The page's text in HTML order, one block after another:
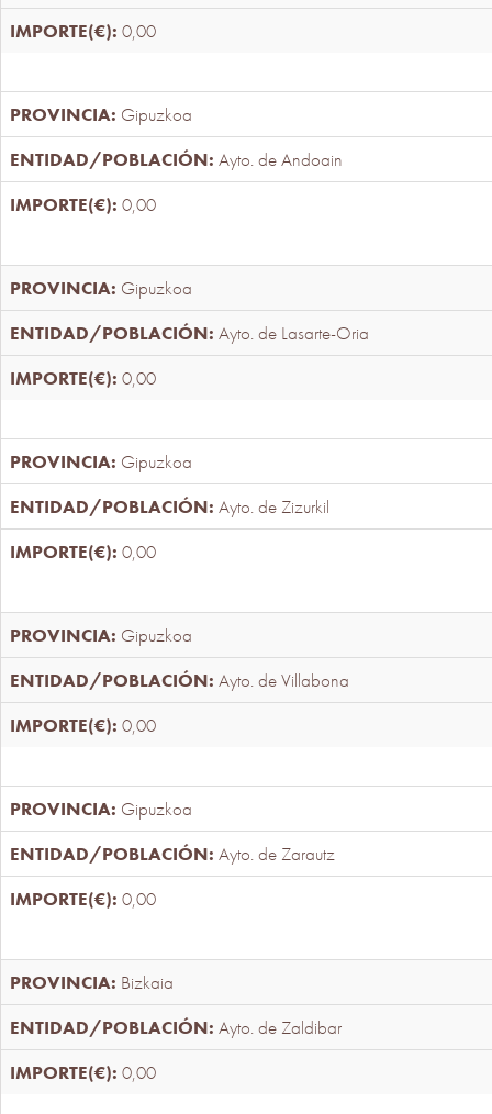
0,00
Gipuzkoa
Ayto. de Andoain
0,00
Gipuzkoa
Ayto. de Lasarte-Oria
0,00
Gipuzkoa
Ayto. de Zizurkil
0,00
Gipuzkoa
Ayto. de Villabona
0,00
Gipuzkoa
Ayto. de Zarautz
0,00
Bizkaia
Ayto. de Zaldibar
0,00